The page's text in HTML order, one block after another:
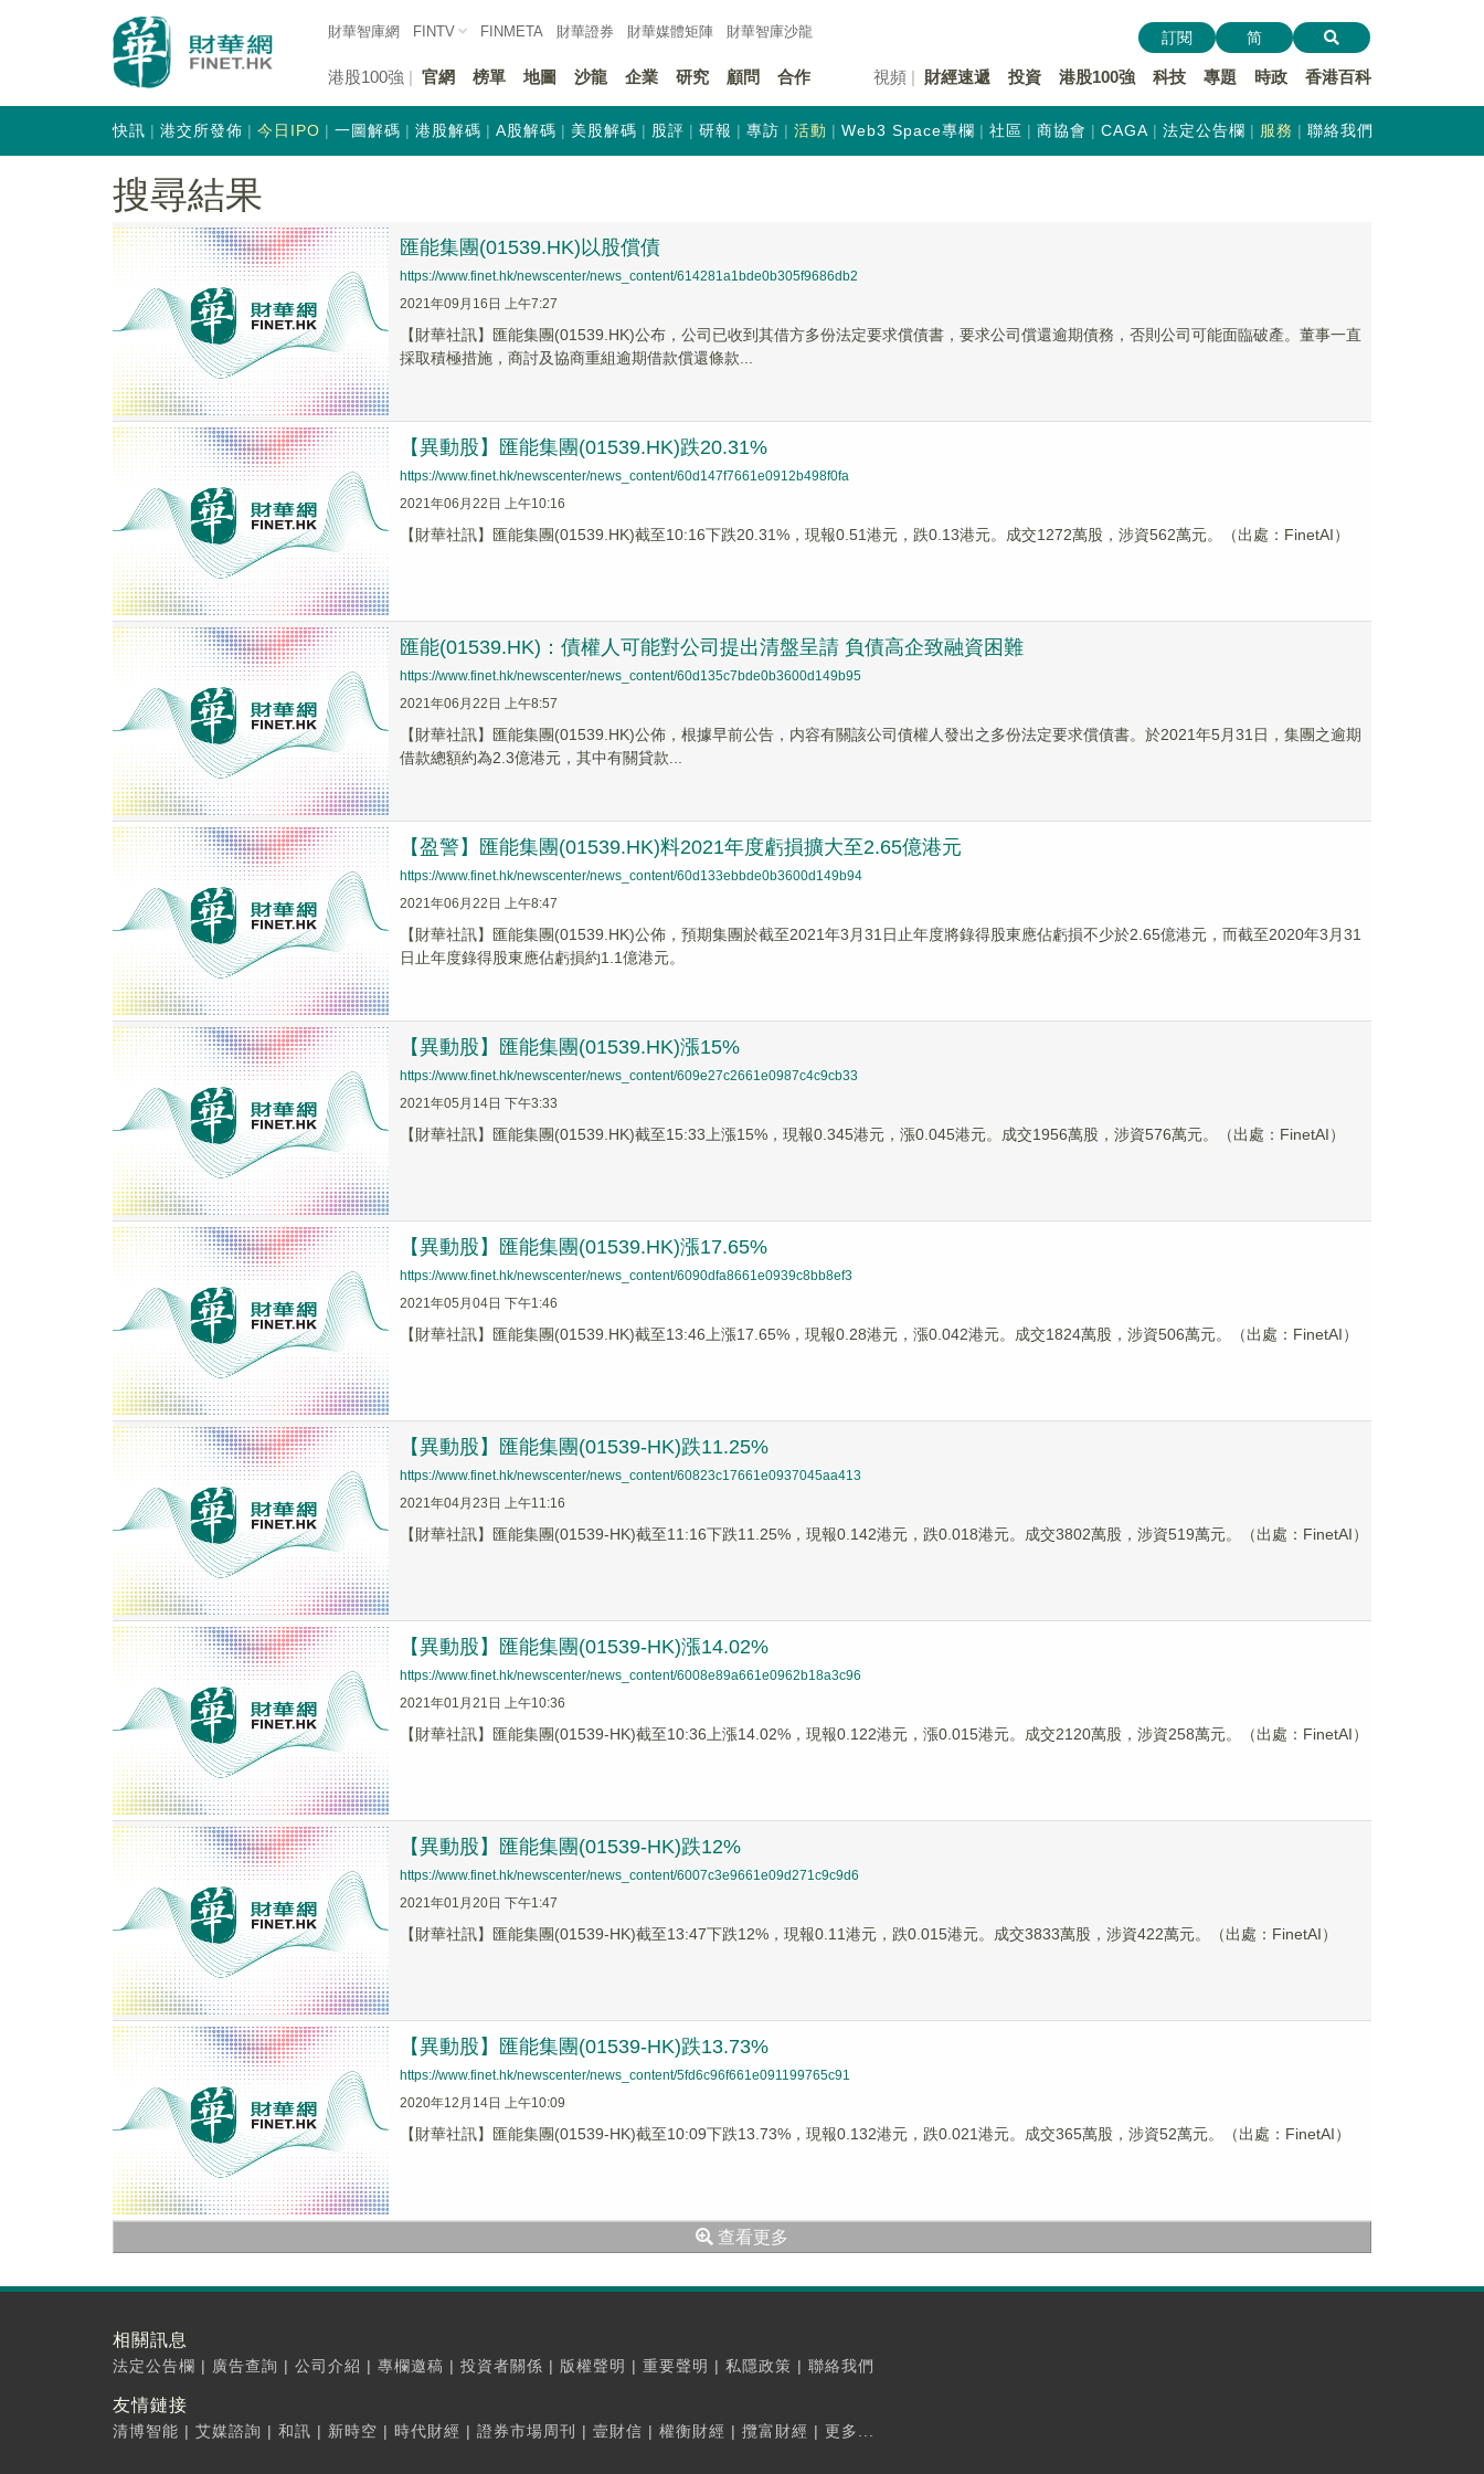
財華智庫網 FINTV FINMETA 財華證券 財華媒體矩陣 財華智庫沙龍
港股100強 官網 榜單 地圖 沙龍 企業 研究 顧問 合作 視頻 財經速遞 投資 港股100強 科技 專題 時政 香港百科
訂閱 简
快訊 港交所發佈 今日IPO 一圖解碼 港股解碼 A股解碼 美股解碼 股評 研報 專訪 活動 Web3 Space專欄 社區 商協會 CAGA 法定公告欄 服務 聯絡我們
搜尋結果
匯能集團(01539.HK)以股償債
https://www.finet.hk/newscenter/news_content/614281a1bde0b305f9686db2
2021年09月16日 上午7:27
【財華社訊】匯能集團(01539.HK)公布，公司已收到其借方多份法定要求償債書，要求公司償還逾期債務，否則公司可能面臨破產。董事一直
採取積極措施，商討及協商重組逾期借款償還條款...
【異動股】匯能集團(01539.HK)跌20.31%
https://www.finet.hk/newscenter/news_content/60d147f7661e0912b498f0fa
2021年06月22日 上午10:16
【財華社訊】匯能集團(01539.HK)截至10:16下跌20.31%，現報0.51港元，跌0.13港元。成交1272萬股，涉資562萬元。（出處：FinetAI）
匯能(01539.HK)：債權人可能對公司提出清盤呈請 負債高企致融資困難
https://www.finet.hk/newscenter/news_content/60d135c7bde0b3600d149b95
2021年06月22日 上午8:57
【財華社訊】匯能集團(01539.HK)公佈，根據早前公告，内容有關該公司債權人發出之多份法定要求償債書。於2021年5月31日，集團之逾期
借款總額約為2.3億港元，其中有關貸款...
【盈警】匯能集團(01539.HK)料2021年度虧損擴大至2.65億港元
https://www.finet.hk/newscenter/news_content/60d133ebbde0b3600d149b94
2021年06月22日 上午8:47
【財華社訊】匯能集團(01539.HK)公佈，預期集團於截至2021年3月31日止年度將錄得股東應佔虧損不少於2.65億港元，而截至2020年3月31
日止年度錄得股東應佔虧損約1.1億港元。
【異動股】匯能集團(01539.HK)漲15%
https://www.finet.hk/newscenter/news_content/609e27c2661e0987c4c9cb33
2021年05月14日 下午3:33
【財華社訊】匯能集團(01539.HK)截至15:33上漲15%，現報0.345港元，漲0.045港元。成交1956萬股，涉資576萬元。（出處：FinetAI）
【異動股】匯能集團(01539.HK)漲17.65%
https://www.finet.hk/newscenter/news_content/6090dfa8661e0939c8bb8ef3
2021年05月04日 下午1:46
【財華社訊】匯能集團(01539.HK)截至13:46上漲17.65%，現報0.28港元，漲0.042港元。成交1824萬股，涉資506萬元。（出處：FinetAI）
【異動股】匯能集團(01539-HK)跌11.25%
https://www.finet.hk/newscenter/news_content/60823c17661e0937045aa413
2021年04月23日 上午11:16
【財華社訊】匯能集團(01539-HK)截至11:16下跌11.25%，現報0.142港元，跌0.018港元。成交3802萬股，涉資519萬元。（出處：FinetAI）
【異動股】匯能集團(01539-HK)漲14.02%
https://www.finet.hk/newscenter/news_content/6008e89a661e0962b18a3c96
2021年01月21日 上午10:36
【財華社訊】匯能集團(01539-HK)截至10:36上漲14.02%，現報0.122港元，漲0.015港元。成交2120萬股，涉資258萬元。（出處：FinetAI）
【異動股】匯能集團(01539-HK)跌12%
https://www.finet.hk/newscenter/news_content/6007c3e9661e09d271c9c9d6
2021年01月20日 下午1:47
【財華社訊】匯能集團(01539-HK)截至13:47下跌12%，現報0.11港元，跌0.015港元。成交3833萬股，涉資422萬元。（出處：FinetAI）
【異動股】匯能集團(01539-HK)跌13.73%
https://www.finet.hk/newscenter/news_content/5fd6c96f661e091199765c91
2020年12月14日 上午10:09
【財華社訊】匯能集團(01539-HK)截至10:09下跌13.73%，現報0.132港元，跌0.021港元。成交365萬股，涉資52萬元。（出處：FinetAI）
查看更多
相關訊息
法定公告欄 | 廣告查詢 | 公司介紹 | 專欄邀稿 | 投資者關係 | 版權聲明 | 重要聲明 | 私隱政策 | 聯絡我們
友情鏈接
清博智能 | 艾媒諮詢 | 和訊 | 新時空 | 時代財經 | 證券市場周刊 | 壹財信 | 權衡財經 | 攬富財經 | 更多...